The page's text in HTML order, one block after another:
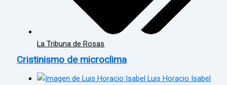
La Tribuna de Rosas
Cristinismo de microclima
Luis Horacio Isabel